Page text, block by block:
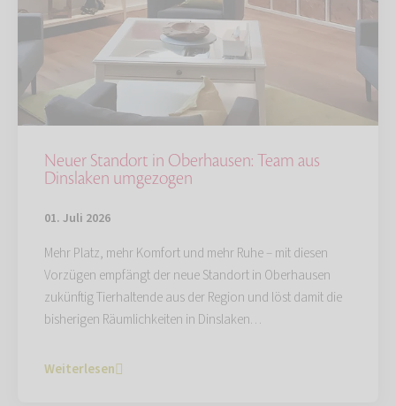
Neuer Standort in Oberhausen: Team aus
Dinslaken umgezogen
01. Juli 2026
Mehr Platz, mehr Komfort und mehr Ruhe – mit diesen
Vorzügen empfängt der neue Standort in Oberhausen
zukünftig Tierhaltende aus der Region und löst damit die
bisherigen Räumlichkeiten in Dinslaken…
Weiterlesen